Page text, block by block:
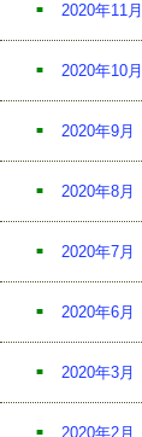
2020年11月
2020年10月
2020年9月
2020年8月
2020年7月
2020年6月
2020年3月
2020年2月